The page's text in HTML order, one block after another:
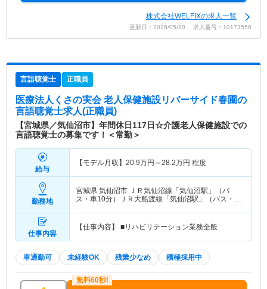
株式会社WELFIXの求人一覧
更新日：2026/05/20 求人番号：10173556
言語聴覚士 正職員
医療法人くさの実会 老人保健施設リバーサイド春圃の
言語聴覚士求人(正職員)
【宮城県／気仙沼市】年間休日117日☆介護老人保健施設での
言語聴覚士の募集です！＜常勤＞
給与
【モデル月収】 20.9万円～28.2万円 程度
勤務地
宮城県 気仙沼市 ＪＲ気仙沼線「気仙沼駅」（バ
ス・車10分）ＪＲ大船渡線「気仙沼駅」（バス・車
仕事内容
【仕事内容】 ■リハビリテーション業務全般
車通勤可 未経験OK 残業少なめ 積極採用中